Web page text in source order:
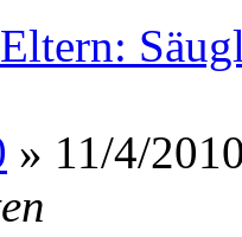
» 11/4/